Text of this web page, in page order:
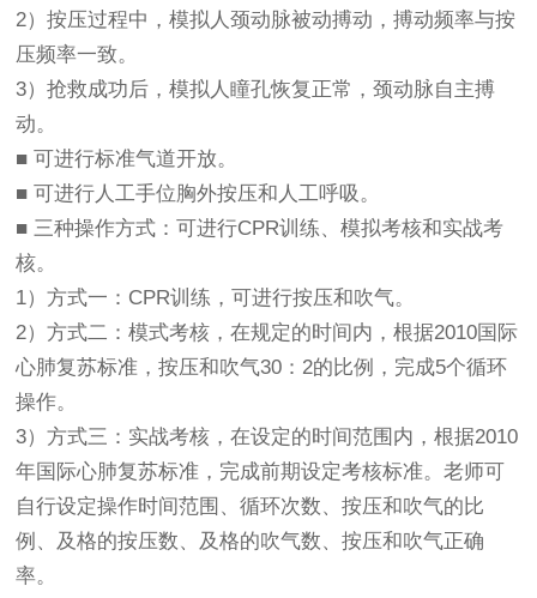
2）按压过程中，模拟人颈动脉被动搏动，搏动频率与按
压频率一致。
3）抢救成功后，模拟人瞳孔恢复正常，颈动脉自主搏
动。
■ 可进行标准气道开放。
■ 可进行人工手位胸外按压和人工呼吸。
■ 三种操作方式：可进行CPR训练、模拟考核和实战考
核。
1）方式一：CPR训练，可进行按压和吹气。
2）方式二：模式考核，在规定的时间内，根据2010国际
心肺复苏标准，按压和吹气30：2的比例，完成5个循环
操作。
3）方式三：实战考核，在设定的时间范围内，根据2010
年国际心肺复苏标准，完成前期设定考核标准。老师可
自行设定操作时间范围、循环次数、按压和吹气的比
例、及格的按压数、及格的吹气数、按压和吹气正确
率。